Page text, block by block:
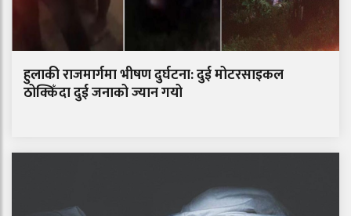
हुलाकी राजमार्गमा भीषण दुर्घटना: दुई मोटरसाइकल
ठोक्किँदा दुई जनाको ज्यान गयो